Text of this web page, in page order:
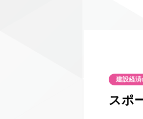
建設経済
スポ